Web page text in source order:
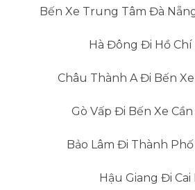
Bến Xe Trung Tâm Đà
Hà Đông Đi Hồ Chí
Châu Thành A Đi Bến
Gò Vấp Đi Bến Xe
Bảo Lâm Đi Thành
Hậu Giang Đi Cai